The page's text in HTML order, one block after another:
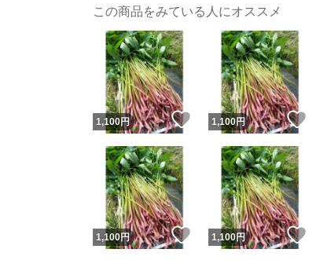
この商品をみている人にオススメ
1,100円 いいね！
1,100円
1,100円 いいね！
1,100円